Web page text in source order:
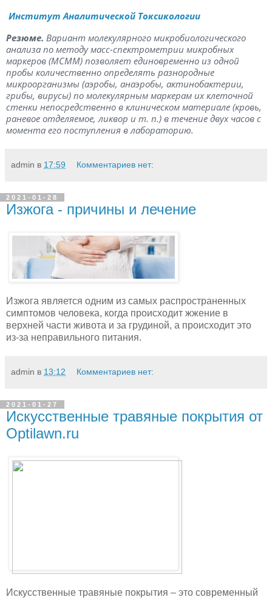
Институт Аналитической Токсикологии
Резюме. Вариант молекулярного микробиологического
анализа по методу масс-спектрометрии микробных
маркеров (МСММ) позволяет единовременно из одной
пробы количественно определять разнородные
микроорганизмы (аэробы, анаэробы, актинобактерии,
грибы, вирусы) по молекулярным маркерам их клеточной
стенки непосредственно в клиническом материале (кровь,
раневое отделяемое, ликвор и т. п.) в течение двух часов с
момента его поступления в лабораторию.
admin в 17:59 Комментариев нет:
2021-01-28
Изжога - причины и лечение
Изжога является одним из самых распространенных
симптомов человека, когда происходит жжение в
верхней части живота и за грудиной, а происходит это
из-за неправильного питания.
admin в 13:12 Комментариев нет:
2021-01-27
Искусственные травяные покрытия от
Optilawn.ru
Искусственные травяные покрытия – это современный